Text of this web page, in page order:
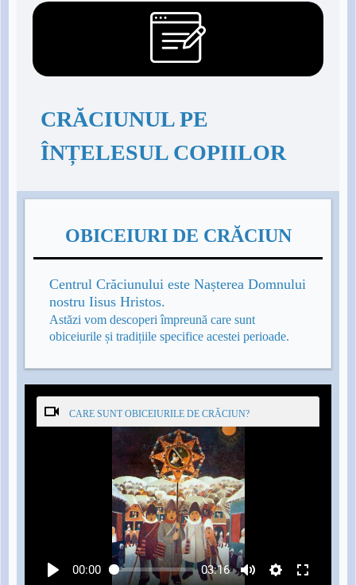
CRĂCIUNUL PE
ÎNȚELESUL COPIILOR
OBICEIURI DE CRĂCIUN
Centrul Crăciunului este Nașterea Domnului
nostru Iisus Hristos.
Astăzi vom descoperi împreună care sunt
obiceiurile și tradițiile specifice acestei perioade.
CARE SUNT OBICEIURILE DE CRĂCIUN?
00:00 03:16